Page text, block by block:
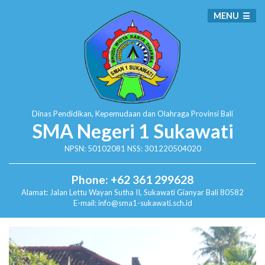
Dinas Pendidikan, Kepemudaan dan Olahraga Provinsi Bali
SMA Negeri 1 Sukawati
NPSN: 50102081 NSS: 301220504020
Phone: +62 361 299628
Alamat: Jalan Lettu Wayan Sutha II, SukawatiGianyar Bali 80582
E-mail: info@sma1-sukawati.sch.id
MENU